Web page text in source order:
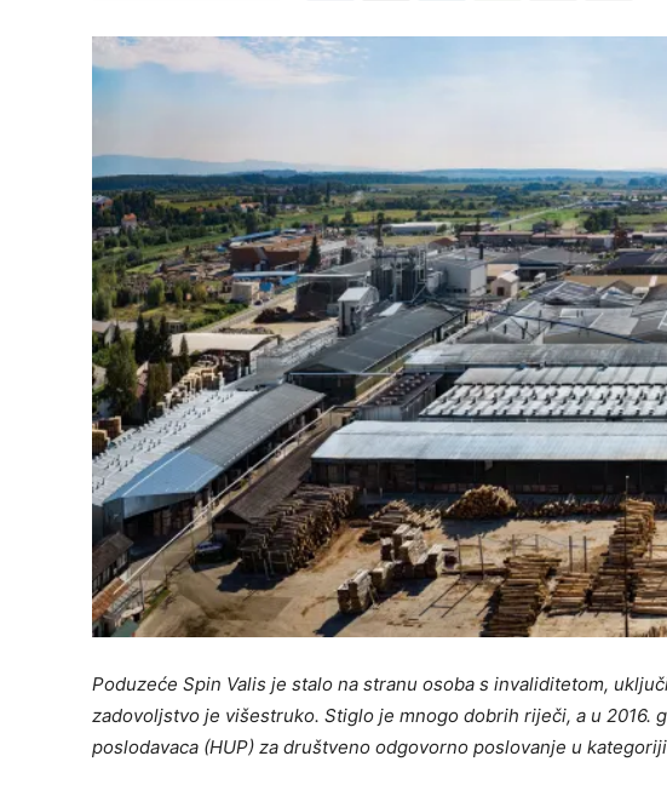
Poduzeće Spin Valis je stalo na stranu osoba s invaliditetom,
zadovoljstvo je višestruko. Stiglo je mnogo dobrih riječi, a u 2016.
poslodavaca (HUP) za društveno odgovorno poslovanje u